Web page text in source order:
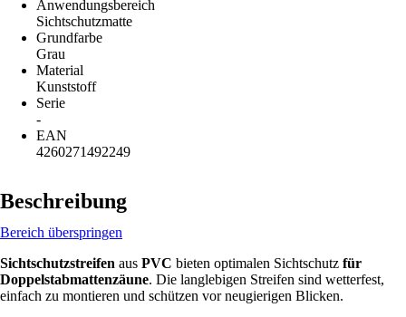
Anwendungsbereich
Sichtschutzmatte
Grundfarbe
Grau
Material
Kunststoff
Serie
-
EAN
4260271492249
Beschreibung
Bereich überspringen
Sichtschutzstreifen aus PVC bieten optimalen Sichtschutz für
Doppelstabmattenzäune. Die langlebigen Streifen sind wetterfest,
einfach zu montieren und schützen vor neugierigen Blicken.